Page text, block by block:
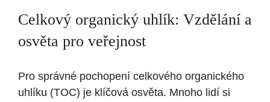
Celkový ‌organický ‌uhlík: Vzdělání a​
osvěta ‌pro veřejnost
Pro správné pochopení ‌celkového organického
uhlíku (TOC) je klíčová osvěta. Mnoho lidí si